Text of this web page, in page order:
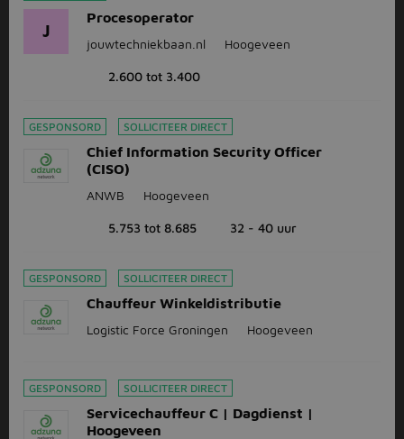
J
Procesoperator
jouwtechniekbaan.nl Hoogeveen
2.600 tot 3.400
GESPONSORD SOLLICITEER DIRECT
Chief Information Security Officer
(CISO)
ANWB Hoogeveen
5.753 tot 8.685 32 - 40 uur
GESPONSORD SOLLICITEER DIRECT
Chauffeur Winkeldistributie
Logistic Force Groningen Hoogeveen
GESPONSORD SOLLICITEER DIRECT
Servicechauffeur C | Dagdienst |
Hoogeveen